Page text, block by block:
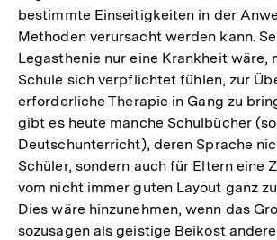
bestimmte Einseitigkeiten in der
Methoden verursacht werden kann.
Legasthenie nur eine Krankheit wäre,
Schule sich verpflichtet fühlen, zur
erforderliche Therapie in Gang zu
gibt es heute manche Schulbücher
Deutschunterricht), deren Sprache
Schüler, sondern auch für Eltern eine
vom nicht immer guten Layout ganz
Dies wäre hinzunehmen, wenn das
sozusagen als geistige Beikost